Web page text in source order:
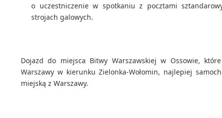
o uczestniczenie w spotkaniu z pocztami
strojach galowych.
Dojazd do miejsca Bitwy Warszawskiej w Ossowie,
Warszawy w kierunku Zielonka-Wołomin, najlepiej
miejską z Warszawy.